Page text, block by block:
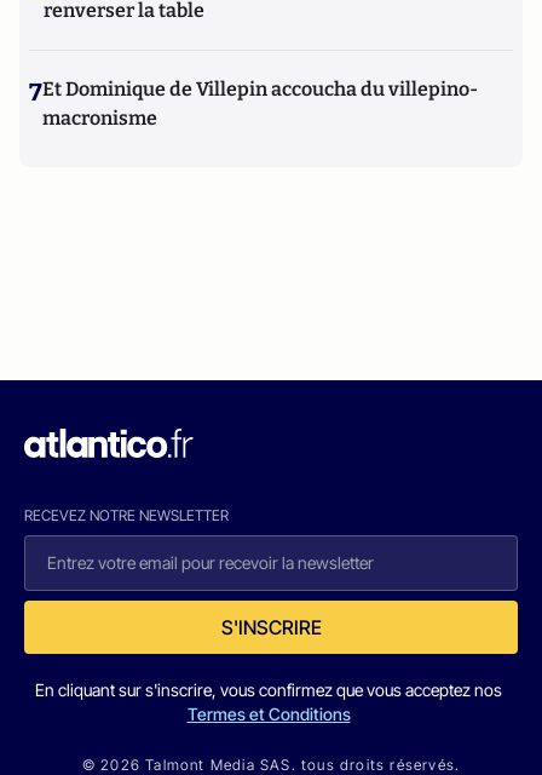
renverser la table
7Et Dominique de Villepin accoucha du villepino-
macronisme
RECEVEZ NOTRE NEWSLETTER
S'INSCRIRE
En cliquant sur s'inscrire, vous confirmez que vous acceptez nos
Termes et Conditions
© 2026 Talmont Media SAS. tous droits réservés.